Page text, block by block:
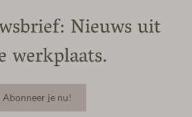
Nieuws uit
werkplaats.
Abonneer je nu!